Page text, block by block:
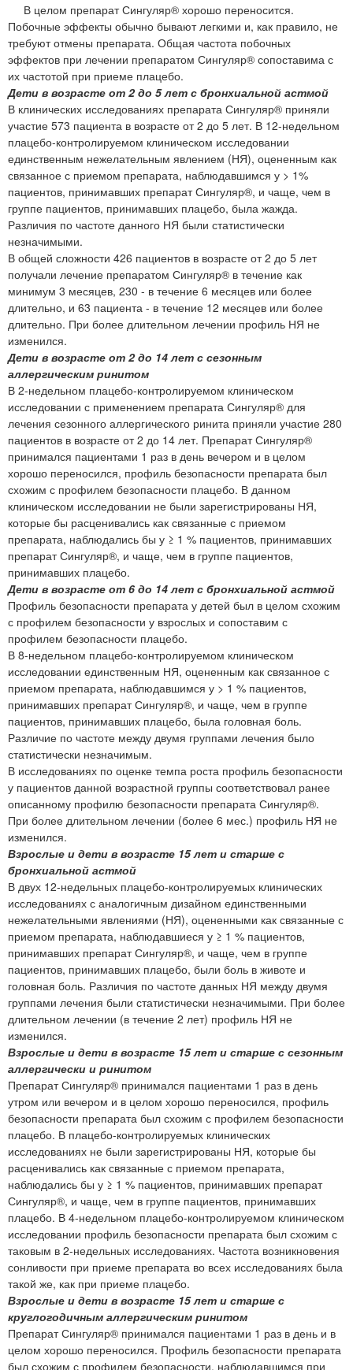
В целом препарат Сингуляр® хорошо переносится.
Побочные эффекты обычно бывают легкими и, как правило, не
требуют отмены препарата. Общая частота побочных
эффектов при лечении препаратом Сингуляр® сопоставима с
их частотой при приеме плацебо.
Дети в возрасте от 2 до 5 лет с бронхиальной астмой
В клинических исследованиях препарата Сингуляр® приняли
участие 573 пациента в возрасте от 2 до 5 лет. В 12-недельном
плацебо-контролируемом клиническом исследовании
единственным нежелательным явлением (НЯ), оцененным как
связанное с приемом препарата, наблюдавшимся у > 1%
пациентов, принимавших препарат Сингуляр®, и чаще, чем в
группе пациентов, принимавших плацебо, была жажда.
Различия по частоте данного НЯ были статистически
незначимыми.
В общей сложности 426 пациентов в возрасте от 2 до 5 лет
получали лечение препаратом Сингуляр® в течение как
минимум 3 месяцев, 230 - в течение 6 месяцев или более
длительно, и 63 пациента - в течение 12 месяцев или более
длительно. При более длительном лечении профиль НЯ не
изменился.
Дети в возрасте от 2 до 14 лет с сезонным
аллергическим ринитом
В 2-недельном плацебо-контролируемом клиническом
исследовании с применением препарата Сингуляр® для
лечения сезонного аллергического ринита приняли участие 280
пациентов в возрасте от 2 до 14 лет. Препарат Сингуляр®
принимался пациентами 1 раз в день вечером и в целом
хорошо переносился, профиль безопасности препарата был
схожим с профилем безопасности плацебо. В данном
клиническом исследовании не были зарегистрированы НЯ,
которые бы расценивались как связанные с приемом
препарата, наблюдались бы у ≥ 1 % пациентов, принимавших
препарат Сингуляр®, и чаще, чем в группе пациентов,
принимавших плацебо.
Дети в возрасте от 6 до 14 лет с бронхиальной астмой
Профиль безопасности препарата у детей был в целом схожим
с профилем безопасности у взрослых и сопоставим с
профилем безопасности плацебо.
В 8-недельном плацебо-контролируемом клиническом
исследовании единственным НЯ, оцененным как связанное с
приемом препарата, наблюдавшимся у > 1 % пациентов,
принимавших препарат Сингуляр®, и чаще, чем в группе
пациентов, принимавших плацебо, была головная боль.
Различие по частоте между двумя группами лечения было
статистически незначимым.
В исследованиях по оценке темпа роста профиль безопасности
у пациентов данной возрастной группы соответствовал ранее
описанному профилю безопасности препарата Сингуляр®.
При более длительном лечении (более 6 мес.) профиль НЯ не
изменился.
Взрослые и дети в возрасте 15 лет и старше с
бронхиальной астмой
В двух 12-недельных плацебо-контролируемых клинических
исследованиях с аналогичным дизайном единственными
нежелательными явлениями (НЯ), оцененными как связанные с
приемом препарата, наблюдавшиеся у ≥ 1 % пациентов,
принимавших препарат Сингуляр®, и чаще, чем в группе
пациентов, принимавших плацебо, были боль в животе и
головная боль. Различия по частоте данных НЯ между двумя
группами лечения были статистически незначимыми. При более
длительном лечении (в течение 2 лет) профиль НЯ не
изменился.
Взрослые и дети в возрасте 15 лет и старше с сезонным
аллергически и ринитом
Препарат Сингуляр® принимался пациентами 1 раз в день
утром или вечером и в целом хорошо переносился, профиль
безопасности препарата был схожим с профилем безопасности
плацебо. В плацебо-контролируемых клинических
исследованиях не были зарегистрированы НЯ, которые бы
расценивались как связанные с приемом препарата,
наблюдались бы у ≥ 1 % пациентов, принимавших препарат
Сингуляр®, и чаще, чем в группе пациентов, принимавших
плацебо. В 4-недельном плацебо-контролируемом клиническом
исследовании профиль безопасности препарата был схожим с
таковым в 2-недельных исследованиях. Частота возникновения
сонливости при приеме препарата во всех исследованиях была
такой же, как при приеме плацебо.
Взрослые и дети в возрасте 15 лет и старше с
круглогодичным аллергическим ринитом
Препарат Сингуляр® принимался пациентами 1 раз в день и в
целом хорошо переносился. Профиль безопасности препарата
был схожим с профилем безопасности, наблюдавшимся при